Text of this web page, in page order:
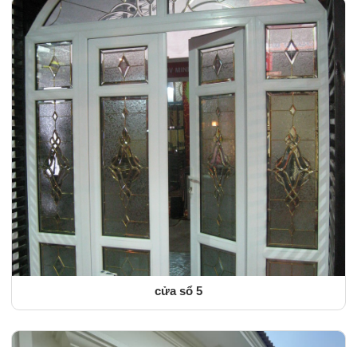
cửa sổ 5